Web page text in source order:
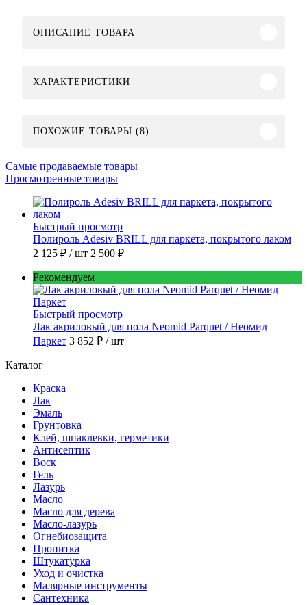
ОПИСАНИЕ ТОВАРА
ХАРАКТЕРИСТИКИ
ПОХОЖИЕ ТОВАРЫ (8)
Самые продаваемые товары
Просмотренные товары
Быстрый просмотр
Полироль Adesiv BRILL для паркета, покрытого лаком
2 125 ₽ / шт 2 500 ₽
Рекомендуем
Быстрый просмотр
Лак акриловый для пола Neomid Parquet / Неомид
Паркет 3 852 ₽ / шт
Каталог
Краска
Лак
Эмаль
Грунтовка
Клей, шпаклевки, герметики
Антисептик
Воск
Гель
Лазурь
Масло
Масло для дерева
Масло-лазурь
Огнебиозащита
Пропитка
Штукатурка
Уход и очистка
Малярные инструменты
Сантехника